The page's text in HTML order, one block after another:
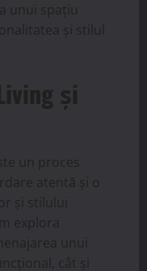
unui spațiu
și stilul
și
un proces
atentă și o
și stilului
explora
unui
cât și